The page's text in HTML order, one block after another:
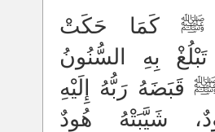
ﷺ كَمَا حَكَتْ
بِهِ السُّنُونُ
ﷺ قَبَضَهُ رَبُّهُ إِلَيْهِ
شَيَّبَتْهُ هُودٌ